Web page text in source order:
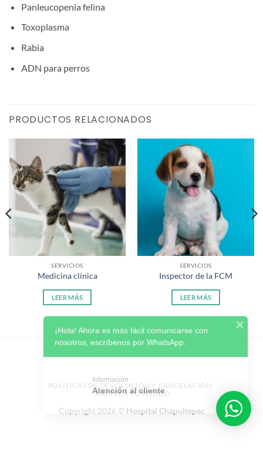
Panleucopenia felina
Toxoplasma
Rabia
ADN para perros
PRODUCTOS RELACIONADOS
SERVICIOS
Medicina clínica
LEER MÁS
SERVICIOS
Inspector de la FCM
LEER MÁS
POLÍTICAS DE DEVOLUCIÓN Y CANCELACIÓN
RASTREA TU PEDIDO
Copyright 2026 © Hospital Chapultepec
¡Hola! Ahora es más fácil comunicarse con
nosotros, escríbenos por WhatsApp.
Atención al cliente